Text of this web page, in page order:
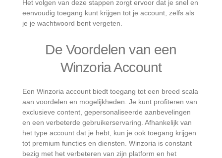
Het volgen van deze stappen zorgt ervoor dat je snel en
eenvoudig toegang kunt krijgen tot je account, zelfs als
je je wachtwoord bent vergeten.
De Voordelen van een
Winzoria Account
Een Winzoria account biedt toegang tot een breed scala
aan voordelen en mogelijkheden. Je kunt profiteren van
exclusieve content, gepersonaliseerde aanbevelingen
en een verbeterde gebruikerservaring. Afhankelijk van
het type account dat je hebt, kun je ook toegang krijgen
tot premium functies en diensten. Winzoria is constant
bezig met het verbeteren van zijn platform en het